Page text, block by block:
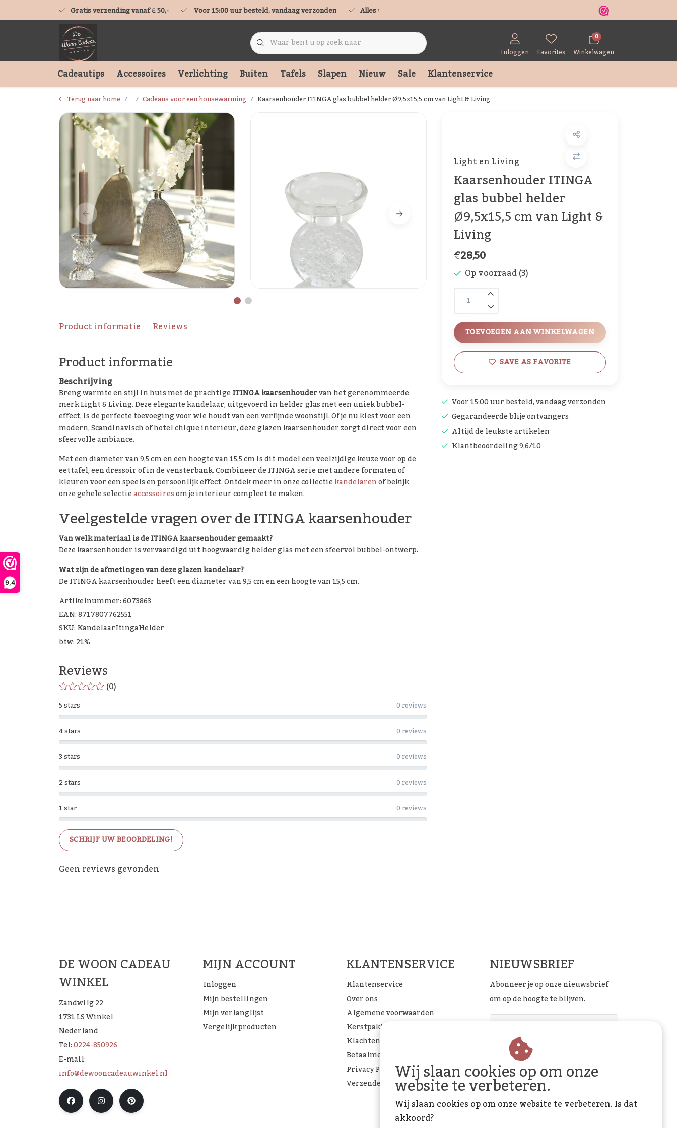
9,4
Gratis verzending vanaf € 50,- Voor 15:00 uur besteld, vandaag verzonden Alles uit voorraad leverbaar
Inloggen Favorites
0
Winkelwagen
Cadeautips Accessoires Verlichting Buiten Tafels Slapen Nieuw Sale Klantenservice
Terug naar home Cadeaus voor een housewarming Kaarsenhouder ITINGA glas bubbel helder Ø9,5x15,5 cm van Light & Living
Light en Living
Kaarsenhouder ITINGA
glas bubbel helder
Ø9,5x15,5 cm van Light &
Living
€28,50
Op voorraad (3)
TOEVOEGEN AAN WINKELWAGEN
SAVE AS FAVORITE
Voor 15:00 uur besteld, vandaag verzonden
Gegarandeerde blije ontvangers
Altijd de leukste artikelen
Klantbeoordeling 9,6/10
Product informatie Reviews
Product informatie
Beschrijving
Breng warmte en stijl in huis met de prachtigeITINGA kaarsenhoudervan het gerenommeerde
merk Light & Living. Deze elegante kandelaar, uitgevoerd in helder glas met een uniek bubbel-
effect, is de perfecte toevoeging voor wie houdt van een verfijnde woonstijl. Of je nu kiest voor een
modern, Scandinavisch of hotel chique interieur, deze glazen kaarsenhouder zorgt direct voor een
sfeervolle ambiance.
Met een diameter van 9,5 cm en een hoogte van 15,5 cm is dit model een veelzijdige keuze voor op de
eettafel, een dressoir of in de vensterbank. Combineer de ITINGA serie met andere formaten of
kleuren voor een speels en persoonlijk effect. Ontdek meer in onze collectiekandelarenof bekijk
onze gehele selectieaccessoiresom je interieur compleet te maken.
Veelgestelde vragen over de ITINGA kaarsenhouder
Van welk materiaal is de ITINGA kaarsenhouder gemaakt?
Deze kaarsenhouder is vervaardigd uit hoogwaardig helder glas met een sfeervol bubbel-ontwerp.
Wat zijn de afmetingen van deze glazen kandelaar?
De ITINGA kaarsenhouder heeft een diameter van 9,5 cm en een hoogte van 15,5 cm.
Artikelnummer: 6073863
EAN: 8717807762551
SKU: KandelaarItingaHelder
btw: 21%
Reviews
(0)
1 star 0 reviews
2 stars 0 reviews
3 stars 0 reviews
4 stars 0 reviews
5 stars 0 reviews
SCHRIJF UW BEOORDELING!
Geen reviews gevonden
DE WOON CADEAU
WINKEL
Zandwilg 22
1731 LS Winkel
Nederland
Tel:0224-850926
E-mail:
info@dewooncadeauwinkel.nl
MIJN ACCOUNT
Inloggen
Mijn bestellingen
Mijn verlanglijst
Vergelijk producten
KLANTENSERVICE
Klantenservice
Over ons
Algemene voorwaarden
Kerstpakketten
Klachtenpagina
Betaalmethoden
Privacy Policy
Verzenden & retourneren
NIEUWSBRIEF
Abonneer je op onze nieuwsbrief
om op de hoogte te blijven.
ABONNEER
Wij slaan cookies op om onze
website te verbeteren.
Wij slaan cookies op om onze website te verbeteren. Is dat
akkoord?